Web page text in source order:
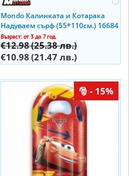
Mondo Калинката и Котарака
Надуваем сърф (55*110см.) 16684
Възраст: от 3 до 7 год.
€12.98(25.38 лв.)
€10.98 (21.47 лв.)
- 15%